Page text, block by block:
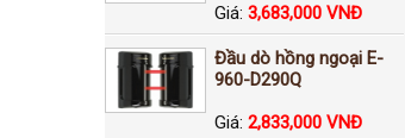
Giá: 3,683,000 VNĐ
Đầu dò hồng ngoại E-
960-D290Q
Giá: 2,833,000 VNĐ